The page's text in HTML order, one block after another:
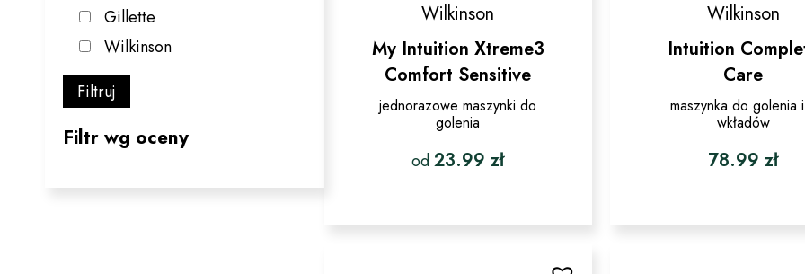
Gillette
Wilkinson
Filtruj
Filtr wg oceny
Wilkinson
My Intuition Xtreme3
Comfort Sensitive
jednorazowe maszynki do
golenia
od23.99zł
Wilkinson
Intuition
Care
maszynka do golenia
wkładów
78.99zł